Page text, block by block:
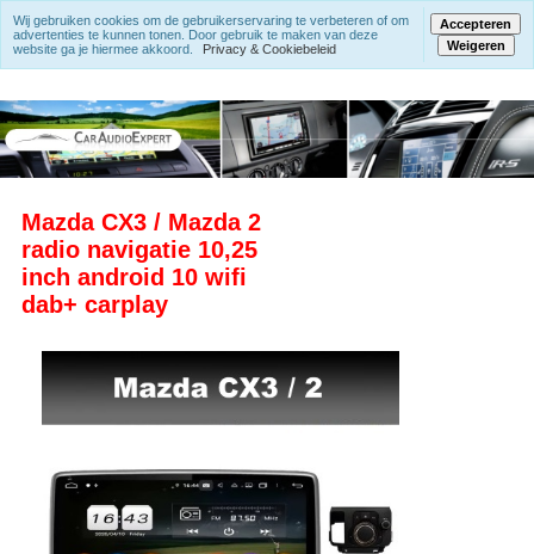
Mazda CX3 / Mazda 2
radio navigatie 10,25
inch android 10 wifi
dab+ carplay
Wij gebruiken cookies om de gebruikerservaring te verbeteren of om
advertenties te kunnen tonen. Door gebruik te maken van deze
website ga je hiermee akkoord.
Privacy & Cookiebeleid
Accepteren
Weigeren